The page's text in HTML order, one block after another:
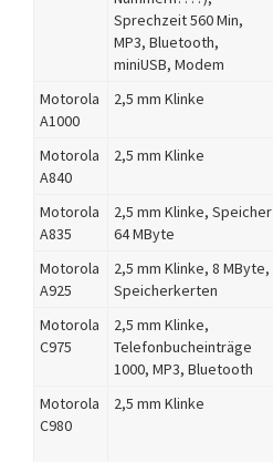
Sprechzeit 560 Min,
MP3, Bluetooth,
miniUSB, Modem
Motorola
A1000
2,5 mm Klinke
Motorola
A840
2,5 mm Klinke
Motorola
A835
2,5 mm Klinke, Speicher
64 MByte
Motorola
A925
2,5 mm Klinke, 8 MByte,
Speicherkerten
Motorola
C975
2,5 mm Klinke,
Telefonbucheinträge
1000, MP3, Bluetooth
Motorola
C980
2,5 mm Klinke